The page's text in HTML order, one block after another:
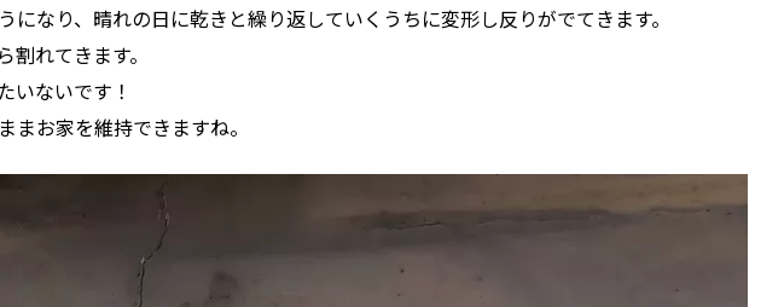
なり、晴れの日に乾きと繰り返していくうちに変形し反りがでてきます。
れてきます。
いないです！
お家を維持できますね。